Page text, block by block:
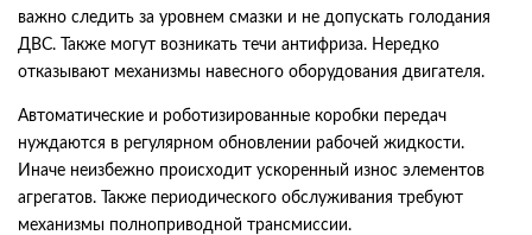
важно следить за уровнем смазки и не допускать голодания
ДВС. Также могут возникать течи антифриза. Нередко
отказывают механизмы навесного оборудования двигателя.
Автоматические и роботизированные коробки передач
нуждаются в регулярном обновлении рабочей жидкости.
Иначе неизбежно происходит ускоренный износ элементов
агрегатов. Также периодического обслуживания требуют
механизмы полноприводной трансмиссии.